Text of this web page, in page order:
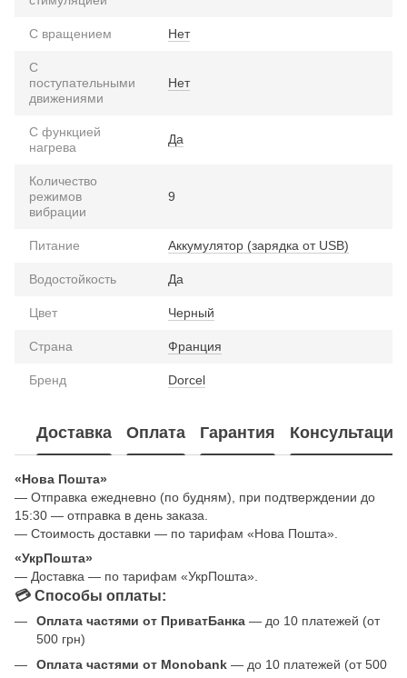
С вращением Нет
С
поступательными
движениями
Нет
С функцией
нагрева
Да
Количество
режимов
вибрации
9
Питание Аккумулятор (зарядка от USB)
Водостойкость Да
Цвет Черный
Страна Франция
Бренд Dorcel
Доставка Оплата Гарантия Консультация
«Нова Пошта»
— Отправка ежедневно (по будням), при подтверждении до
15:30 — отправка в день заказа.
— Стоимость доставки — по тарифам «Нова Пошта».
«УкрПошта»
— Доставка — по тарифам «УкрПошта».
💳 Способы оплаты:
Оплата частями от ПриватБанка — до 10 платежей (от
500 грн)
Оплата частями от Monobank — до 10 платежей (от 500